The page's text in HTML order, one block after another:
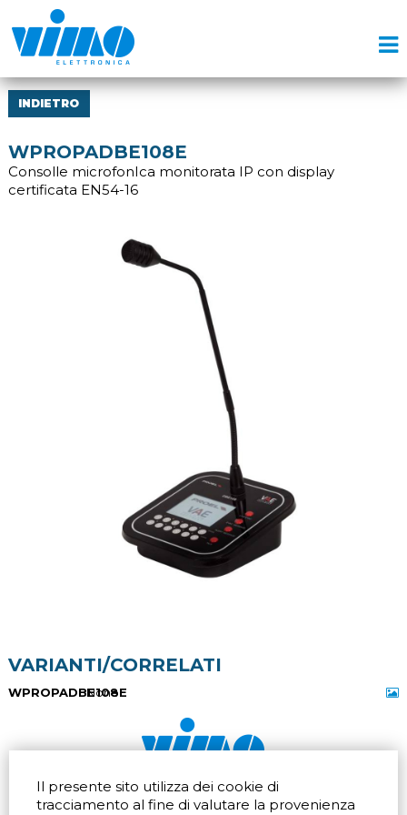
Il presente sito utilizza dei cookie di
tracciamento al fine di valutare la provenienza
INDIETRO
WPROPADBE108E
Consolle microfonIca monitorata IP con display
certificata EN54-16
VARIANTI/CORRELATI
WPROPADBE108E
None
Via dell'artigianato 32Q
20865 Usmate Velate (MB)
Tel. +39 039 672520
Fax +39 039 672568